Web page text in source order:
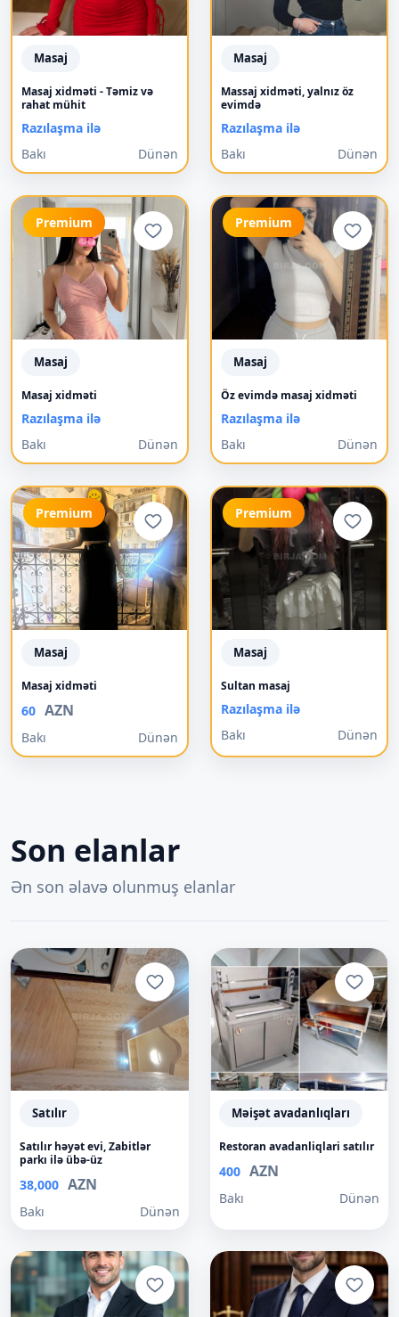
Masaj
Masaj xidməti - Təmiz və
rahat mühit
Razılaşma ilə
Bakı
Dünən
Masaj
Massaj xidməti, yalnız öz
evimdə
Razılaşma ilə
Bakı
Dünən
Premium
Masaj
Masaj xidməti
Razılaşma ilə
Bakı
Dünən
Premium
Masaj
Öz evimdə masaj xidməti
Razılaşma ilə
Bakı
Dünən
Premium
Masaj
Masaj xidməti
60 AZN
Bakı Dünən
Premium
Masaj
Sultan masaj
Razılaşma ilə
Bakı
Dünən
Son elanlar
Ən son əlavə olunmuş elanlar
Satılır
Satılır həyət evi, Zabitlər
parkı ilə übə-üz
38,000 AZN
Bakı Dünən
Məişət avadanlıqları
Restoran avadanliqlari satılır
400 AZN
Bakı Dünən